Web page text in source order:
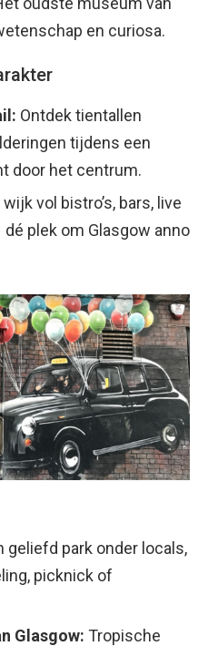
en curiosa.
Ontdek tientallen
tijdens een
door het centrum.
vol bistro’s, bars, live
plek om Glasgow anno
geliefd park onder locals,
picknick of
Glasgow: Tropische